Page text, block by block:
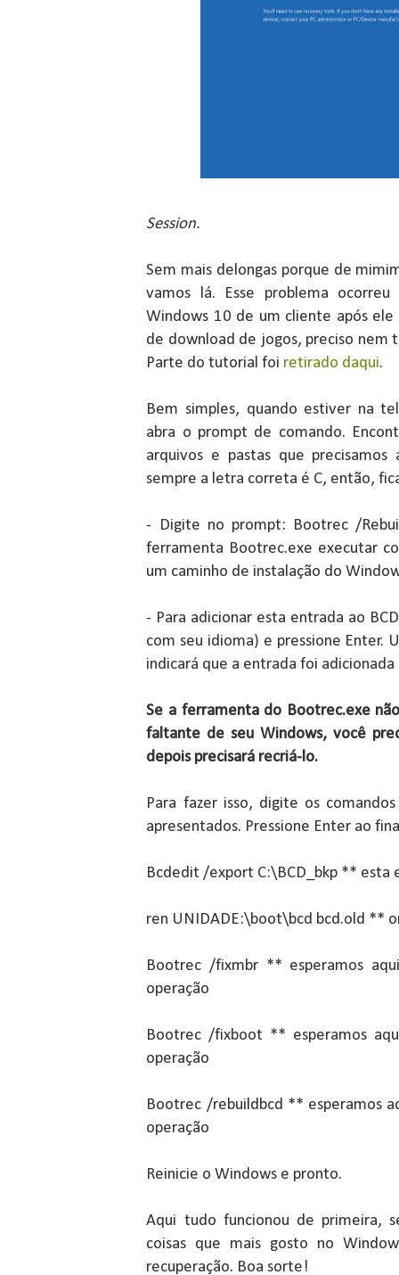
Session.
Sem mais delongas porque de
vamos lá. Esse problema
Windows 10 de um cliente após
de download de jogos, preciso nem
Parte do tutorial foi retirado daqui.
Bem simples, quando estiver na
abra o prompt de comando.
arquivos e pastas que precisamos
sempre a letra correta é C, então,
- Digite no prompt: Bootrec /
ferramenta Bootrec.exe executar
um caminho de instalação do
- Para adicionar esta entrada ao
com seu idioma) e pressione Enter.
indicará que a entrada foi adicionada
Se a ferramenta do Bootrec.exe
faltante de seu Windows, você
depois precisará recriá-lo.
Para fazer isso, digite os
apresentados. Pressione Enter ao
Bcdedit /export C:\BCD_bkp ** esta
ren UNIDADE:\boot\bcd bcd.old **
Bootrec /fixmbr ** esperamos
operação
Bootrec /fixboot ** esperamos
operação
Bootrec /rebuildbcd ** esperamos
operação
Reinicie o Windows e pronto.
Aqui tudo funcionou de primeira,
coisas que mais gosto no
recuperação. Boa sorte!